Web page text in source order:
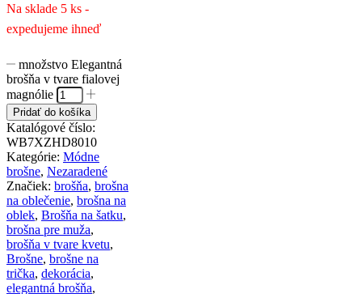
Na sklade 5 ks -
expedujeme ihneď
množstvo Elegantná
brošňa v tvare fialovej
magnólie
Pridať do košíka
Katalógové číslo:
WB7XZHD8010
Kategórie: Módne
brošne, Nezaradené
Značiek: brošňa, brošna
na oblečenie, brošna na
oblek, Brošňa na šatku,
brošna pre muža,
brošňa v tvare kvetu,
Brošne, brošne na
trička, dekorácia,
elegantná brošňa,